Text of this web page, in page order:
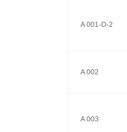
A 001-D-2
A 002
A 003